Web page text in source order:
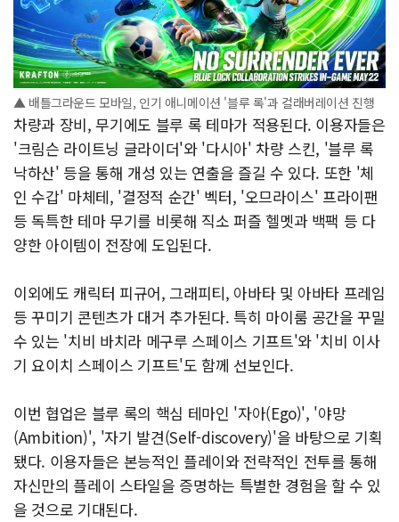
▲ 배틀그라운드 모바일, 인기 애니메이션 '블루 록'과 컬래버레이션 진행
차량과 장비, 무기에도 블루 록 테마가 적용된다. 이용자들은
'크림슨 라이트닝 글라이더'와 '다시아' 차량 스킨, '블루 록
낙하산' 등을 통해 개성 있는 연출을 즐길 수 있다. 또한 '체
인 수갑' 마체테, '결정적 순간' 벡터, '오므라이스' 프라이팬
등 독특한 테마 무기를 비롯해 직소 퍼즐 헬멧과 백팩 등 다
양한 아이템이 전장에 도입된다.
이외에도 캐릭터 피규어, 그래피티, 아바타 및 아바타 프레임
등 꾸미기 콘텐츠가 대거 추가된다. 특히 마이룸 공간을 꾸밀
수 있는 '치비 바치라 메구루 스페이스 기프트'와 '치비 이사
기 요이치 스페이스 기프트'도 함께 선보인다.
이번 협업은 블루 록의 핵심 테마인 '자아(Ego)', '야망
(Ambition)', '자기 발견(Self-discovery)'을 바탕으로 기획
됐다. 이용자들은 본능적인 플레이와 전략적인 전투를 통해
자신만의 플레이 스타일을 증명하는 특별한 경험을 할 수 있
을 것으로 기대된다.